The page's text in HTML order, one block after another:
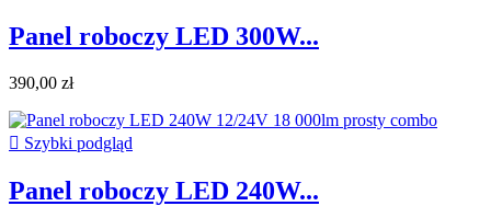
Panel roboczy LED 300W...
390,00 zł
 Szybki podgląd
Panel roboczy LED 240W...